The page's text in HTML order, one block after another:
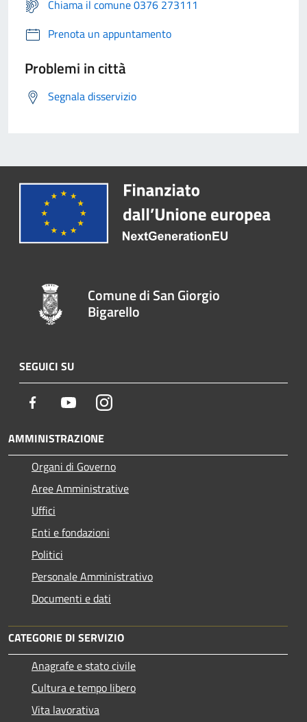
Chiama il comune 0376 273111
Prenota un appuntamento
Problemi in città
Segnala disservizio
Comune di San Giorgio
Bigarello
SEGUICI SU
Facebook YoutubeInstagram
AMMINISTRAZIONE
Organi di Governo
Aree Amministrative
Uffici
Enti e fondazioni
Politici
Personale Amministrativo
Documenti e dati
CATEGORIE DI SERVIZIO
Anagrafe e stato civile
Cultura e tempo libero
Vita lavorativa